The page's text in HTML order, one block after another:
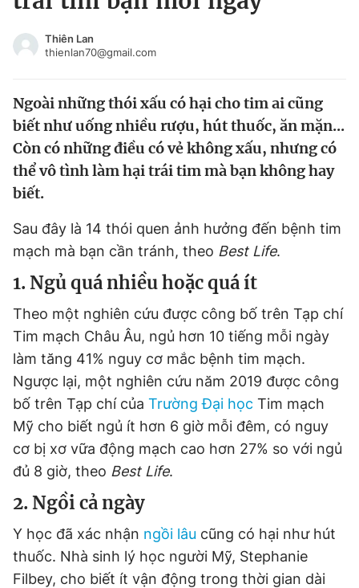
Chào ngày mới
Tin thị trường Tin 360
Video Magazine
Tiện ích Bạn cần biết
Thông tin tòa soạn Liên hệ quảng cáo
Đọc Thanh Niên trên điện thoại
Theo dõi báo trên
Hotline
0906 645 777
Liên hệ quảng cáo
0908 780 404
Tin đã xem
Thiên Lan
thienlan70@gmail.com
Ngoài những thói xấu có hại cho tim ai cũng
biết như uống nhiều rượu, hút thuốc, ăn mặn...
Còn có những điều có vẻ không xấu, nhưng có
thể vô tình làm hại trái tim mà bạn không hay
biết.
Sau đây là 14 thói quen ảnh hưởng đến bệnh tim
mạch mà bạn cần tránh, theo Best Life.
1. Ngủ quá nhiều hoặc quá ít
Theo một nghiên cứu được công bố trên Tạp chí
Tim mạch Châu Âu, ngủ hơn 10 tiếng mỗi ngày
làm tăng 41% nguy cơ mắc bệnh tim mạch.
Ngược lại, một nghiên cứu năm 2019 được công
bố trên Tạp chí của Trường Đại học Tim mạch
Mỹ cho biết ngủ ít hơn 6 giờ mỗi đêm, có nguy
cơ bị xơ vữa động mạch cao hơn 27% so với ngủ
đủ 8 giờ, theo Best Life.
2. Ngồi cả ngày
Y học đã xác nhận ngồi lâu cũng có hại như hút
thuốc. Nhà sinh lý học người Mỹ, Stephanie
Filbey, cho biết ít vận động trong thời gian dài